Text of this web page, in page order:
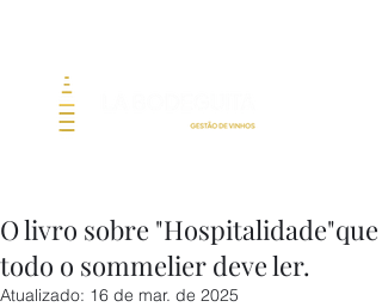
O livro sobre "Hospitalidade"que
todo o sommelier deve ler.
Atualizado: 16 de mar. de 2025